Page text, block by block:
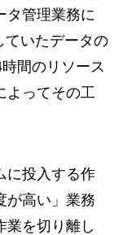
タ管理業務に
ていたデータの
間のリソース
よってその工
に投入する作
が高い」業務
業を切り離し